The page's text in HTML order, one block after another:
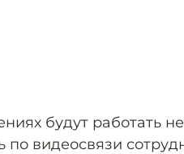
будут работать
по видеосвязи